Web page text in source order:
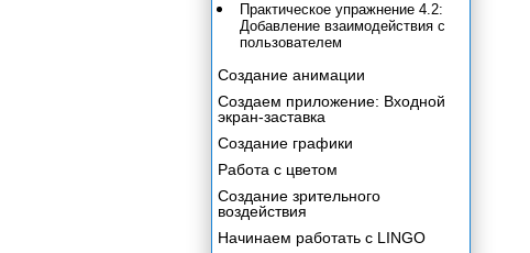
Практическое упражнение 4.2:
Добавление взаимодействия с
пользователем
Создание анимации
Создаем приложение: Входной
экран-заставка
Создание графики
Работа с цветом
Создание зрительного
воздействия
Начинаем работать с LINGO